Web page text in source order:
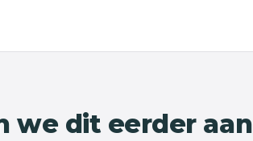
we dit eerder aan